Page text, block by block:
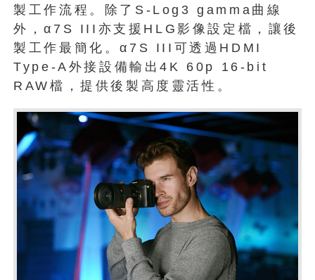
製工作流程。除了S-Log3 gamma曲線
外，α7S III亦支援HLG影像設定檔，讓後
製工作最簡化。α7S III可透過HDMI
Type-A外接設備輸出4K 60p 16-bit
RAW檔，提供後製高度靈活性。